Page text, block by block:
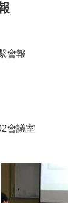
會報
會議室